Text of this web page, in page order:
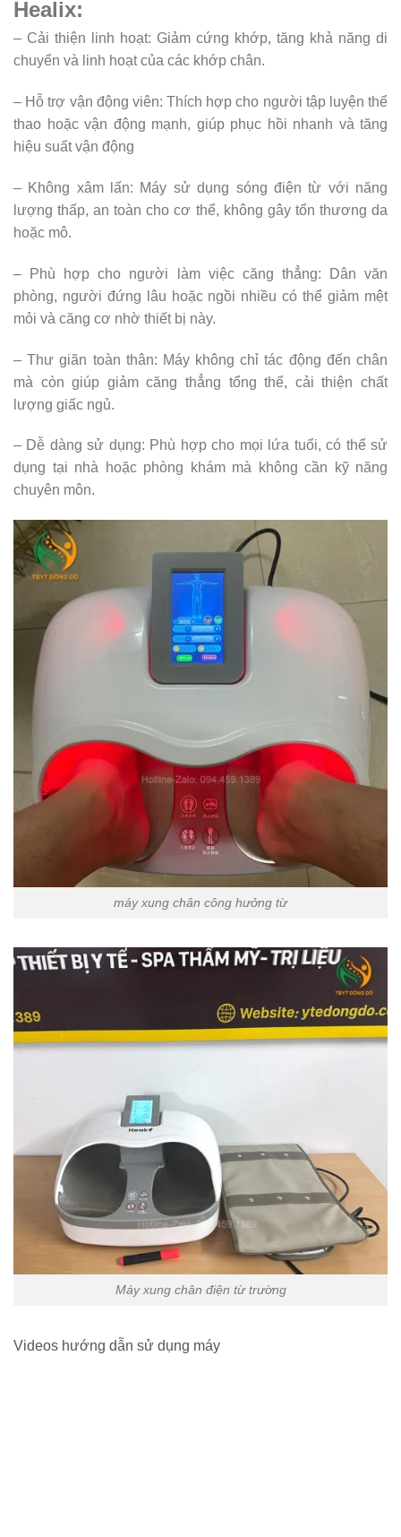
Healix:
– Cải thiện linh hoạt: Giảm cứng khớp, tăng khả năng di
chuyển và linh hoạt của các khớp chân.
– Hỗ trợ vận động viên: Thích hợp cho người tập luyện thể
thao hoặc vận động mạnh, giúp phục hồi nhanh và tăng
hiệu suất vận động
– Không xâm lấn: Máy sử dụng sóng điện từ với năng
lượng thấp, an toàn cho cơ thể, không gây tổn thương da
hoặc mô.
– Phù hợp cho người làm việc căng thẳng: Dân văn
phòng, người đứng lâu hoặc ngồi nhiều có thể giảm mệt
mỏi và căng cơ nhờ thiết bị này.
– Thư giãn toàn thân: Máy không chỉ tác động đến chân
mà còn giúp giảm căng thẳng tổng thể, cải thiện chất
lượng giấc ngủ.
– Dễ dàng sử dụng: Phù hợp cho mọi lứa tuổi, có thể sử
dụng tại nhà hoặc phòng khám mà không cần kỹ năng
chuyên môn.
máy xung chân công hưởng từ
Máy xung chân điện từ trường
Videos hướng dẫn sử dụng máy